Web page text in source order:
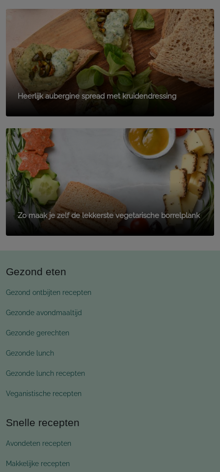
Heerlijk aubergine spread met kruidendressing
Zo maak je zelf de lekkerste vegetarische borrelplank
Gezond eten
Gezond ontbijten recepten
Gezonde avondmaaltijd
Gezonde gerechten
Gezonde lunch
Gezonde lunch recepten
Veganistische recepten
Snelle recepten
Avondeten recepten
Makkelijke recepten